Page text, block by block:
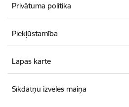
Privātuma politika
Piekļūstamība
Lapas karte
Sīkdatņu izvēles maiņa